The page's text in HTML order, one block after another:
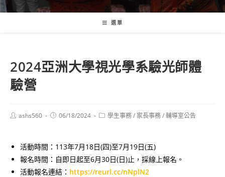
選單
2024亞洲大學視光學系驗光師體
驗營
Postashs560
Post06/18/2024
Post學生事務/ 家長事務/輔導室公告
活動時間：113年7月18日(四)至7月19日(五)
報名時間：自即日起至6月30日(日)止，採線上報名。
活動報名連結： https://reurl.cc/nNplN2